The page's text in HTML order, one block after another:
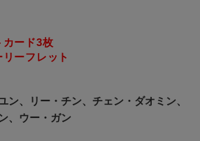
カード3枚
ーフレット
ン、リー・チン、チェン・ダオミン、
、ウー・ガン